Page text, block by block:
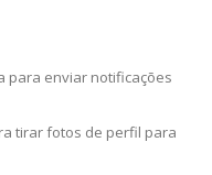
para enviar notificações
tirar fotos de perfil para